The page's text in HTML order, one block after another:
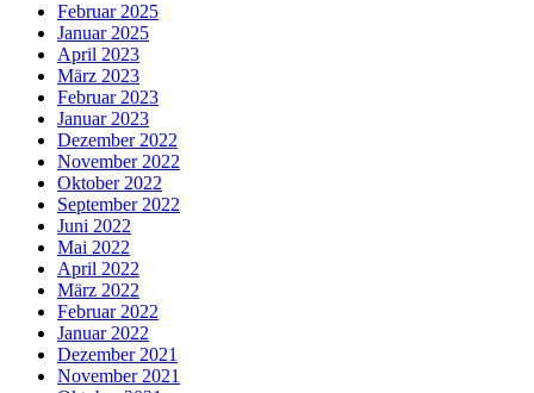
Februar 2025
Januar 2025
April 2023
März 2023
Februar 2023
Januar 2023
Dezember 2022
November 2022
Oktober 2022
September 2022
Juni 2022
Mai 2022
April 2022
März 2022
Februar 2022
Januar 2022
Dezember 2021
November 2021